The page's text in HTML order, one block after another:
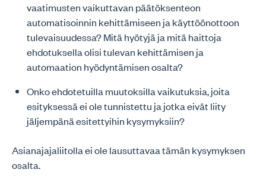
vaatimusten vaikuttavan päätöksenteon
automatisoinnin kehittämiseen ja käyttöönottoon
tulevaisuudessa? Mitä hyötyjä ja mitä haittoja
ehdotuksella olisi tulevan kehittämisen ja
automaation hyödyntämisen osalta?
Onko ehdotetuilla muutoksilla vaikutuksia, joita
esityksessä ei ole tunnistettu ja jotka eivät liity
jäljempänä esitettyihin kysymyksiin?
Asianajajaliitolla ei ole lausuttavaa tämän kysymyksen
osalta.